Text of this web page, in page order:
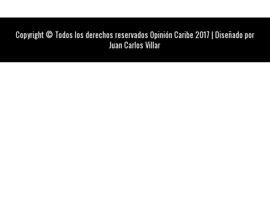
Copyright © Todos los derechos reservados Opinión Caribe 2017 | Diseñado por
Juan Carlos Villar